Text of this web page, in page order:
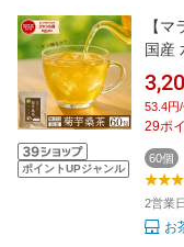
ポイントUPジャンル
【
国産
のお
添加
茶 茶
53.4円
29ポ
60個
2営業
お